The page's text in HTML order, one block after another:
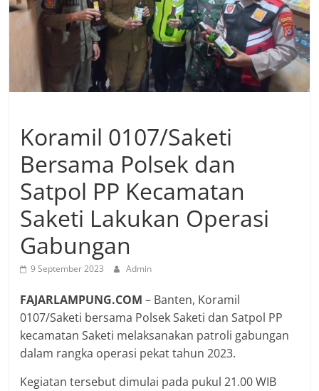
Koramil 0107/Saketi
Bersama Polsek dan
Satpol PP Kecamatan
Saketi Lakukan Operasi
Gabungan
9 September 2023 Admin
FAJARLAMPUNG.COM – Banten, Koramil
0107/Saketi bersama Polsek Saketi dan Satpol PP
kecamatan Saketi melaksanakan patroli gabungan
dalam rangka operasi pekat tahun 2023.
Kegiatan tersebut dimulai pada pukul 21.00 WIB